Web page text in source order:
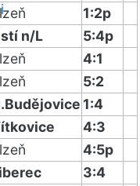
1:2p
n/L
5:4p
4:1
5:2
1:4
4:3
4:5p
3:4